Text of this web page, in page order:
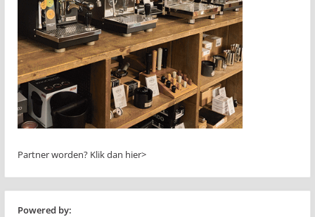
Partner worden? Klik dan hier>
Powered by: